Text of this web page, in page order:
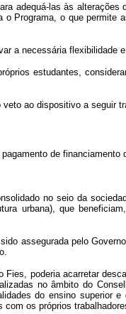
adequá-las às
Programa, o que
a necessária flexibilidade
estudantes,
ao dispositivo a seguir
de
no seio da
urbana), que
assegurada pelo
poderia acarretar
no âmbito do
do ensino superior
os próprios